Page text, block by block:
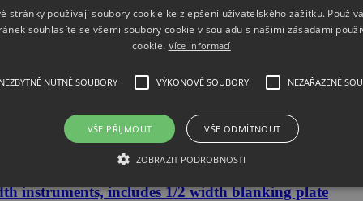
Arbitrary Function Generator 160
instruments, includes 1/2 width blanking plate
stránky používají soubory cookie ke zlepšení uživatelského zážitku.
souhlasíte se všemi soubory cookie v souladu s našimi zásadami
cookie. Více informací
NEZBYTNĚ NUTNÉ SOUBORY VÝKONOVÉ SOUBORY NEZAŘAZENÉ
VŠE PŘIJMOUT VŠE ODMÍTNOUT
ZOBRAZIT PODROBNOSTI